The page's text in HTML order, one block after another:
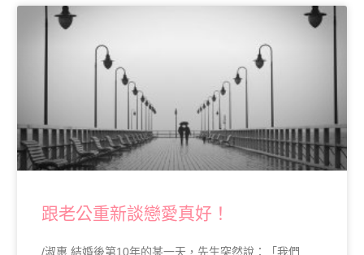
跟老公重新談戀愛真好！
/淑惠 結婚後第10年的某一天，先生突然說：「我們